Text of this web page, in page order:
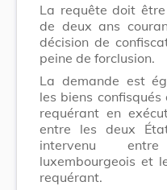
La requête doit
de deux ans
décision de
peine de forclusion.
La demande est
les biens
requérant en
entre les deux
intervenu
luxembourgeois et
requérant.